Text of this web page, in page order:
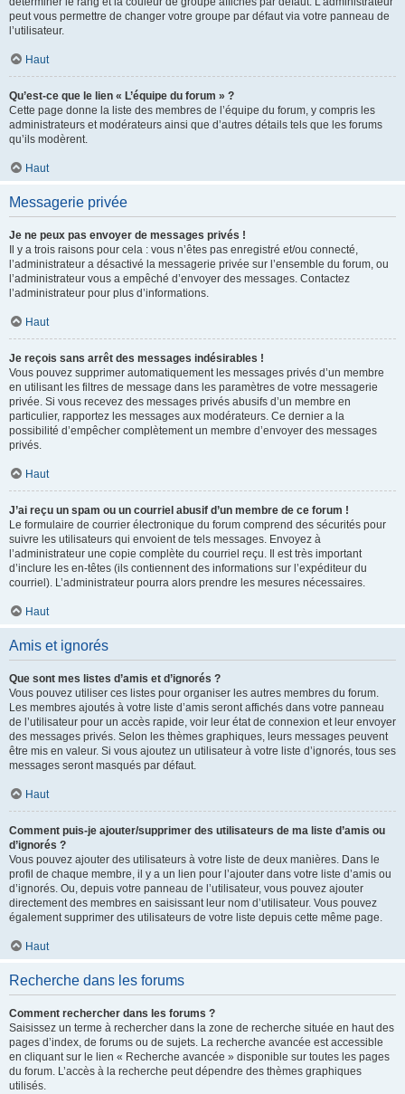
peut vous permettre de changer votre groupe par défaut via votre panneau de
l’utilisateur.
Haut
Qu’est-ce que le lien « L’équipe du forum » ?
Cette page donne la liste des membres de l’équipe du forum, y compris les
administrateurs et modérateurs ainsi que d’autres détails tels que les forums
qu’ils modèrent.
Haut
Messagerie privée
Je ne peux pas envoyer de messages privés !
Il y a trois raisons pour cela : vous n’êtes pas enregistré et/ou connecté,
l’administrateur a désactivé la messagerie privée sur l’ensemble du forum, ou
l’administrateur vous a empêché d’envoyer des messages. Contactez
l’administrateur pour plus d’informations.
Haut
Je reçois sans arrêt des messages indésirables !
Vous pouvez supprimer automatiquement les messages privés d’un membre
en utilisant les filtres de message dans les paramètres de votre messagerie
privée. Si vous recevez des messages privés abusifs d’un membre en
particulier, rapportez les messages aux modérateurs. Ce dernier a la
possibilité d’empêcher complètement un membre d’envoyer des messages
privés.
Haut
J’ai reçu un spam ou un courriel abusif d’un membre de ce forum !
Le formulaire de courrier électronique du forum comprend des sécurités pour
suivre les utilisateurs qui envoient de tels messages. Envoyez à
l’administrateur une copie complète du courriel reçu. Il est très important
d’inclure les en-têtes (ils contiennent des informations sur l’expéditeur du
courriel). L’administrateur pourra alors prendre les mesures nécessaires.
Haut
Amis et ignorés
Que sont mes listes d’amis et d’ignorés ?
Vous pouvez utiliser ces listes pour organiser les autres membres du forum.
Les membres ajoutés à votre liste d’amis seront affichés dans votre panneau
de l’utilisateur pour un accès rapide, voir leur état de connexion et leur envoyer
des messages privés. Selon les thèmes graphiques, leurs messages peuvent
être mis en valeur. Si vous ajoutez un utilisateur à votre liste d’ignorés, tous ses
messages seront masqués par défaut.
Haut
Comment puis-je ajouter/supprimer des utilisateurs de ma liste d’amis ou
d’ignorés ?
Vous pouvez ajouter des utilisateurs à votre liste de deux manières. Dans le
profil de chaque membre, il y a un lien pour l’ajouter dans votre liste d’amis ou
d’ignorés. Ou, depuis votre panneau de l’utilisateur, vous pouvez ajouter
directement des membres en saisissant leur nom d’utilisateur. Vous pouvez
également supprimer des utilisateurs de votre liste depuis cette même page.
Haut
Recherche dans les forums
Comment rechercher dans les forums ?
Saisissez un terme à rechercher dans la zone de recherche située en haut des
pages d’index, de forums ou de sujets. La recherche avancée est accessible
en cliquant sur le lien « Recherche avancée » disponible sur toutes les pages
du forum. L’accès à la recherche peut dépendre des thèmes graphiques
utilisés.